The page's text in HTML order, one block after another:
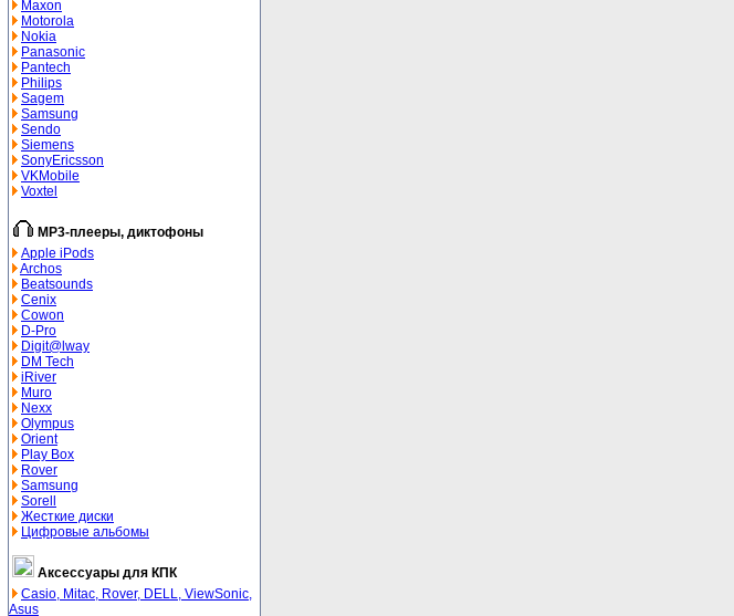
Maxon
Motorola
Nokia
Panasonic
Pantech
Philips
Sagem
Samsung
Sendo
Siemens
SonyEricsson
VKMobile
Voxtel
MP3-плееры, диктофоны
Apple iPods
Archos
Beatsounds
Cenix
Cowon
D-Pro
Digit@lway
DM Tech
iRiver
Muro
Nexx
Olympus
Orient
Play Box
Rover
Samsung
Sorell
Жесткие диски
Цифровые альбомы
Аксессуары для КПК
Casio, Mitac, Rover, DELL, ViewSonic,
Asus